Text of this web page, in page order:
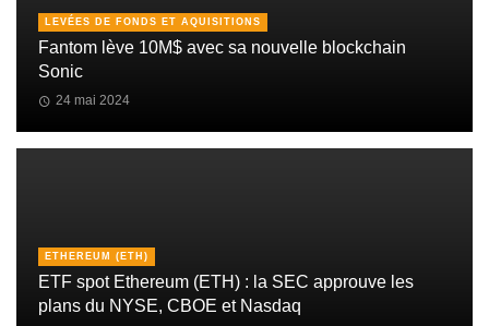
LEVÉES DE FONDS ET AQUISITIONS
Fantom lève 10M$ avec sa nouvelle blockchain
Sonic
24 mai 2024
ETHEREUM (ETH)
ETF spot Ethereum (ETH) : la SEC approuve les
plans du NYSE, CBOE et Nasdaq